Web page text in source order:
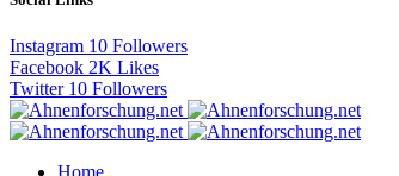
Instagram 10 Followers
Facebook 2K Likes
Twitter 10 Followers